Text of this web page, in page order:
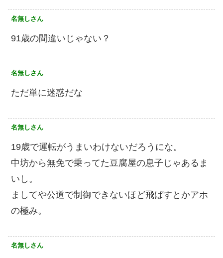
名無しさん
91歳の間違いじゃない？
名無しさん
ただ単に迷惑だな
名無しさん
19歳で運転がうまいわけないだろうにな。
中坊から無免で乗ってた豆腐屋の息子じゃあるま
いし。
ましてや公道で制御できないほど飛ばすとかアホ
の極み。
名無しさん